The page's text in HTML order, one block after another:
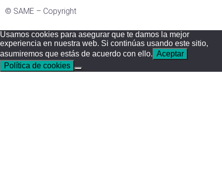
© SAME – Copyright
Usamos cookies para asegurar que te damos la mejor
experiencia en nuestra web. Si continúas usando este sitio,
asumiremos que estás de acuerdo con ello. Aceptar
Política de cookies